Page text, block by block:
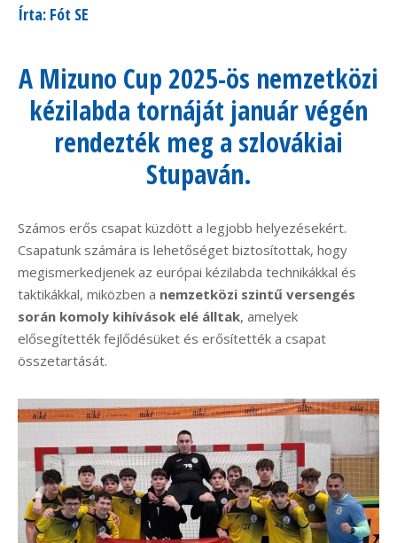
Írta: Fót SE
A Mizuno Cup 2025-ös nemzetközi
kézilabda tornáját január végén
rendezték meg a szlovákiai
Stupaván.
Számos erős csapat küzdött a legjobb helyezésekért.
Csapatunk számára is lehetőséget biztosítottak, hogy
megismerkedjenek az európai kézilabda technikákkal és
taktikákkal, miközben a nemzetközi szintű versengés
során komoly kihívások elé álltak, amelyek
elősegítették fejlődésüket és erősítették a csapat
összetartását.